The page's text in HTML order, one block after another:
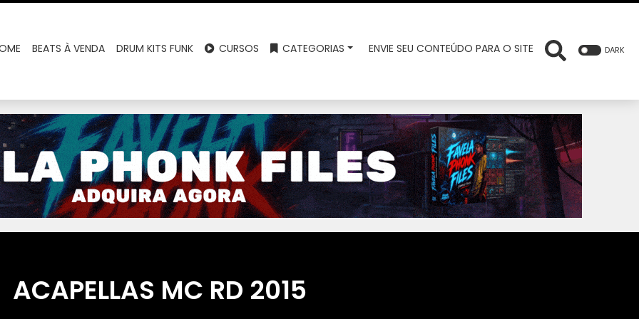
BEATS À VENDA DRUM KITS FUNK CURSOS CATEGORIAS ENVIE SEU CONTEÚDO PARA O SITE DARK
ACAPELLAS MC RD 2015